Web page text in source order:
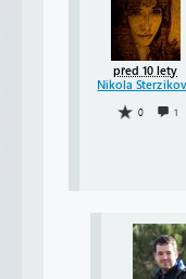
před 10 lety
Nikola
0 1